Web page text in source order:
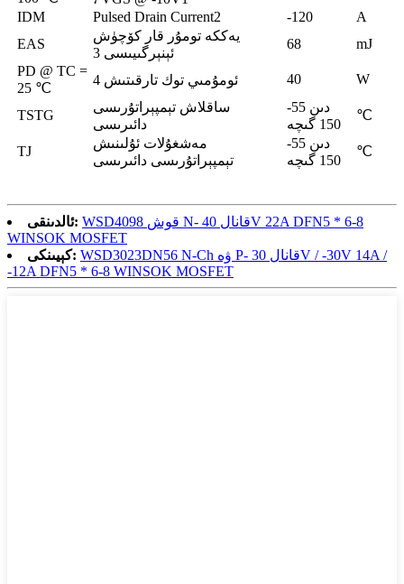
IDM
Pulsed Drain Current2 -120
A
EAS
يەككە تومۇر قار كۆچۈش
ئېنېرگىيىسى 3
68
mJ
PD @ TC =
25 ℃
ئومۇمىي توك تارقىتىش 4 40 W
TSTG
ساقلاش تېمپېراتۇرىسى
دائىرىسى
-55 دىن
150 گىچە
℃
TJ
مەشغۇلات ئۇلىنىش
تېمپېراتۇرىسى دائىرىسى
-55 دىن
150 گىچە
℃
ئالدىنقى: WSD4098 قوش N- قانال 40V 22A DFN5 * 6-8
WINSOK MOSFET
كېيىنكى: WSD3023DN56 N-Ch ۋە P- قانال 30V / -30V 14A /
-12A DFN5 * 6-8 WINSOK MOSFET